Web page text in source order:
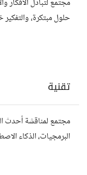
مجتمع لتبادل الأفكار
حلول مبتكرة،
تقنية
مجتمع لمناقشة أحدث
البرمجيات، الذكاء